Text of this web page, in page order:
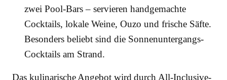
zwei Pool-Bars – servieren handgemachte
Cocktails, lokale Weine, Ouzo und frische Säfte.
Besonders beliebt sind die Sonnenuntergangs-
Cocktails am Strand.
Das kulinarische Angebot wird durch All-Inclusive-